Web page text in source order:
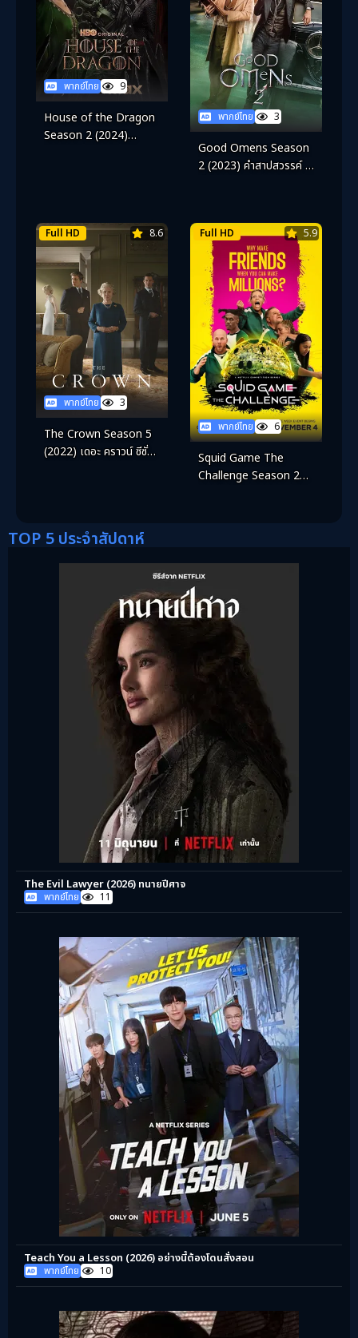
พากย์ไทย 9
House of the Dragon
Season 2 (2024)
พากย์ไทย 3
Good Omens Season
2 (2023) คำสาปสวรรค์ ซี
Full HD 8.6
พากย์ไทย 3
The Crown Season 5
(2022) เดอะ คราวน์ ซีซั่น
Full HD 5.9
พากย์ไทย 6
Squid Game The
Challenge Season 2
TOP 5 ประจำสัปดาห์
The Evil Lawyer (2026) ทนายปีศาจ
พากย์ไทย 11
Teach You a Lesson (2026) อย่างนี้ต้องโดนสั่งสอน
พากย์ไทย 10